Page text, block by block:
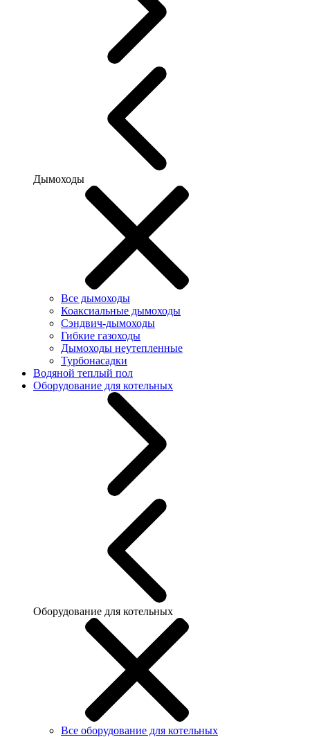
Дымоходы
Все дымоходы
Коаксиальные дымоходы
Сэндвич-дымоходы
Гибкие газоходы
Дымоходы неутепленные
Турбонасадки
Водяной теплый пол
Оборудование для котельных
Оборудование для котельных
Все оборудование для котельных